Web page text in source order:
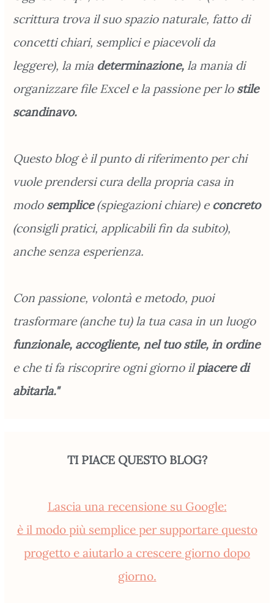
scrittura trova il suo spazio naturale, fatto di
concetti chiari, semplici e piacevoli da
leggere), la mia determinazione, la mania di
organizzare file Excel e la passione per lo stile
scandinavo.
Questo blog è il punto di riferimento per chi
vuole prendersi cura della propria casa in
modo semplice(spiegazioni chiare) e concreto
(consigli pratici, applicabili fin da subito),
anche senza esperienza.
Con passione, volontà e metodo, puoi
trasformare (anche tu) la tua casa in un luogo
funzionale, accogliente, nel tuo stile, in ordine
e che ti fa riscoprire ogni giorno ilpiacere di
abitarla."
TI PIACE QUESTO BLOG?
Lascia una recensione su Google:
è il modo più semplice per supportare questo
progetto e aiutarlo a crescere giorno dopo
giorno.